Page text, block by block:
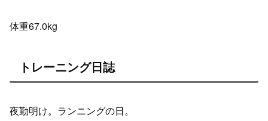
体重67.0kg
トレーニング日誌
夜勤明け。ランニングの日。